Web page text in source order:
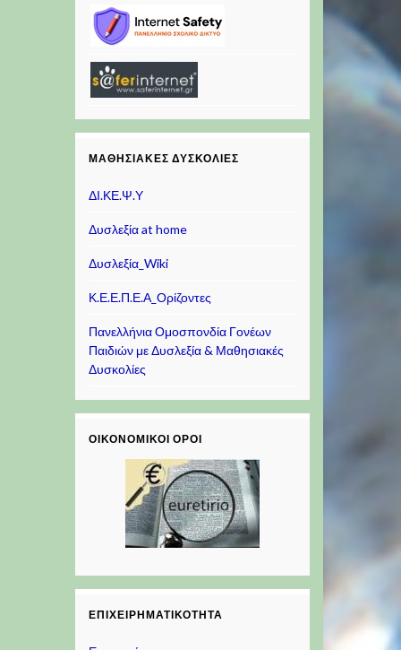
ΜΑΘΗΣΙΑΚΈΣ ΔΥΣΚΟΛΊΕΣ
ΔΙ.ΚΕ.Ψ.Υ
Δυσλεξία at home
Δυσλεξία_Wiki
Κ.Ε.Ε.Π.Ε.Α_Ορίζοντες
Πανελλήνια Ομοσπονδία Γονέων
Παιδιών με Δυσλεξία & Μαθησιακές
Δυσκολίες
ΟΙΚΟΝΟΜΙΚΟΊ ΌΡΟΙ
ΕΠΙΧΕΙΡΗΜΑΤΙΚΌΤΗΤΑ